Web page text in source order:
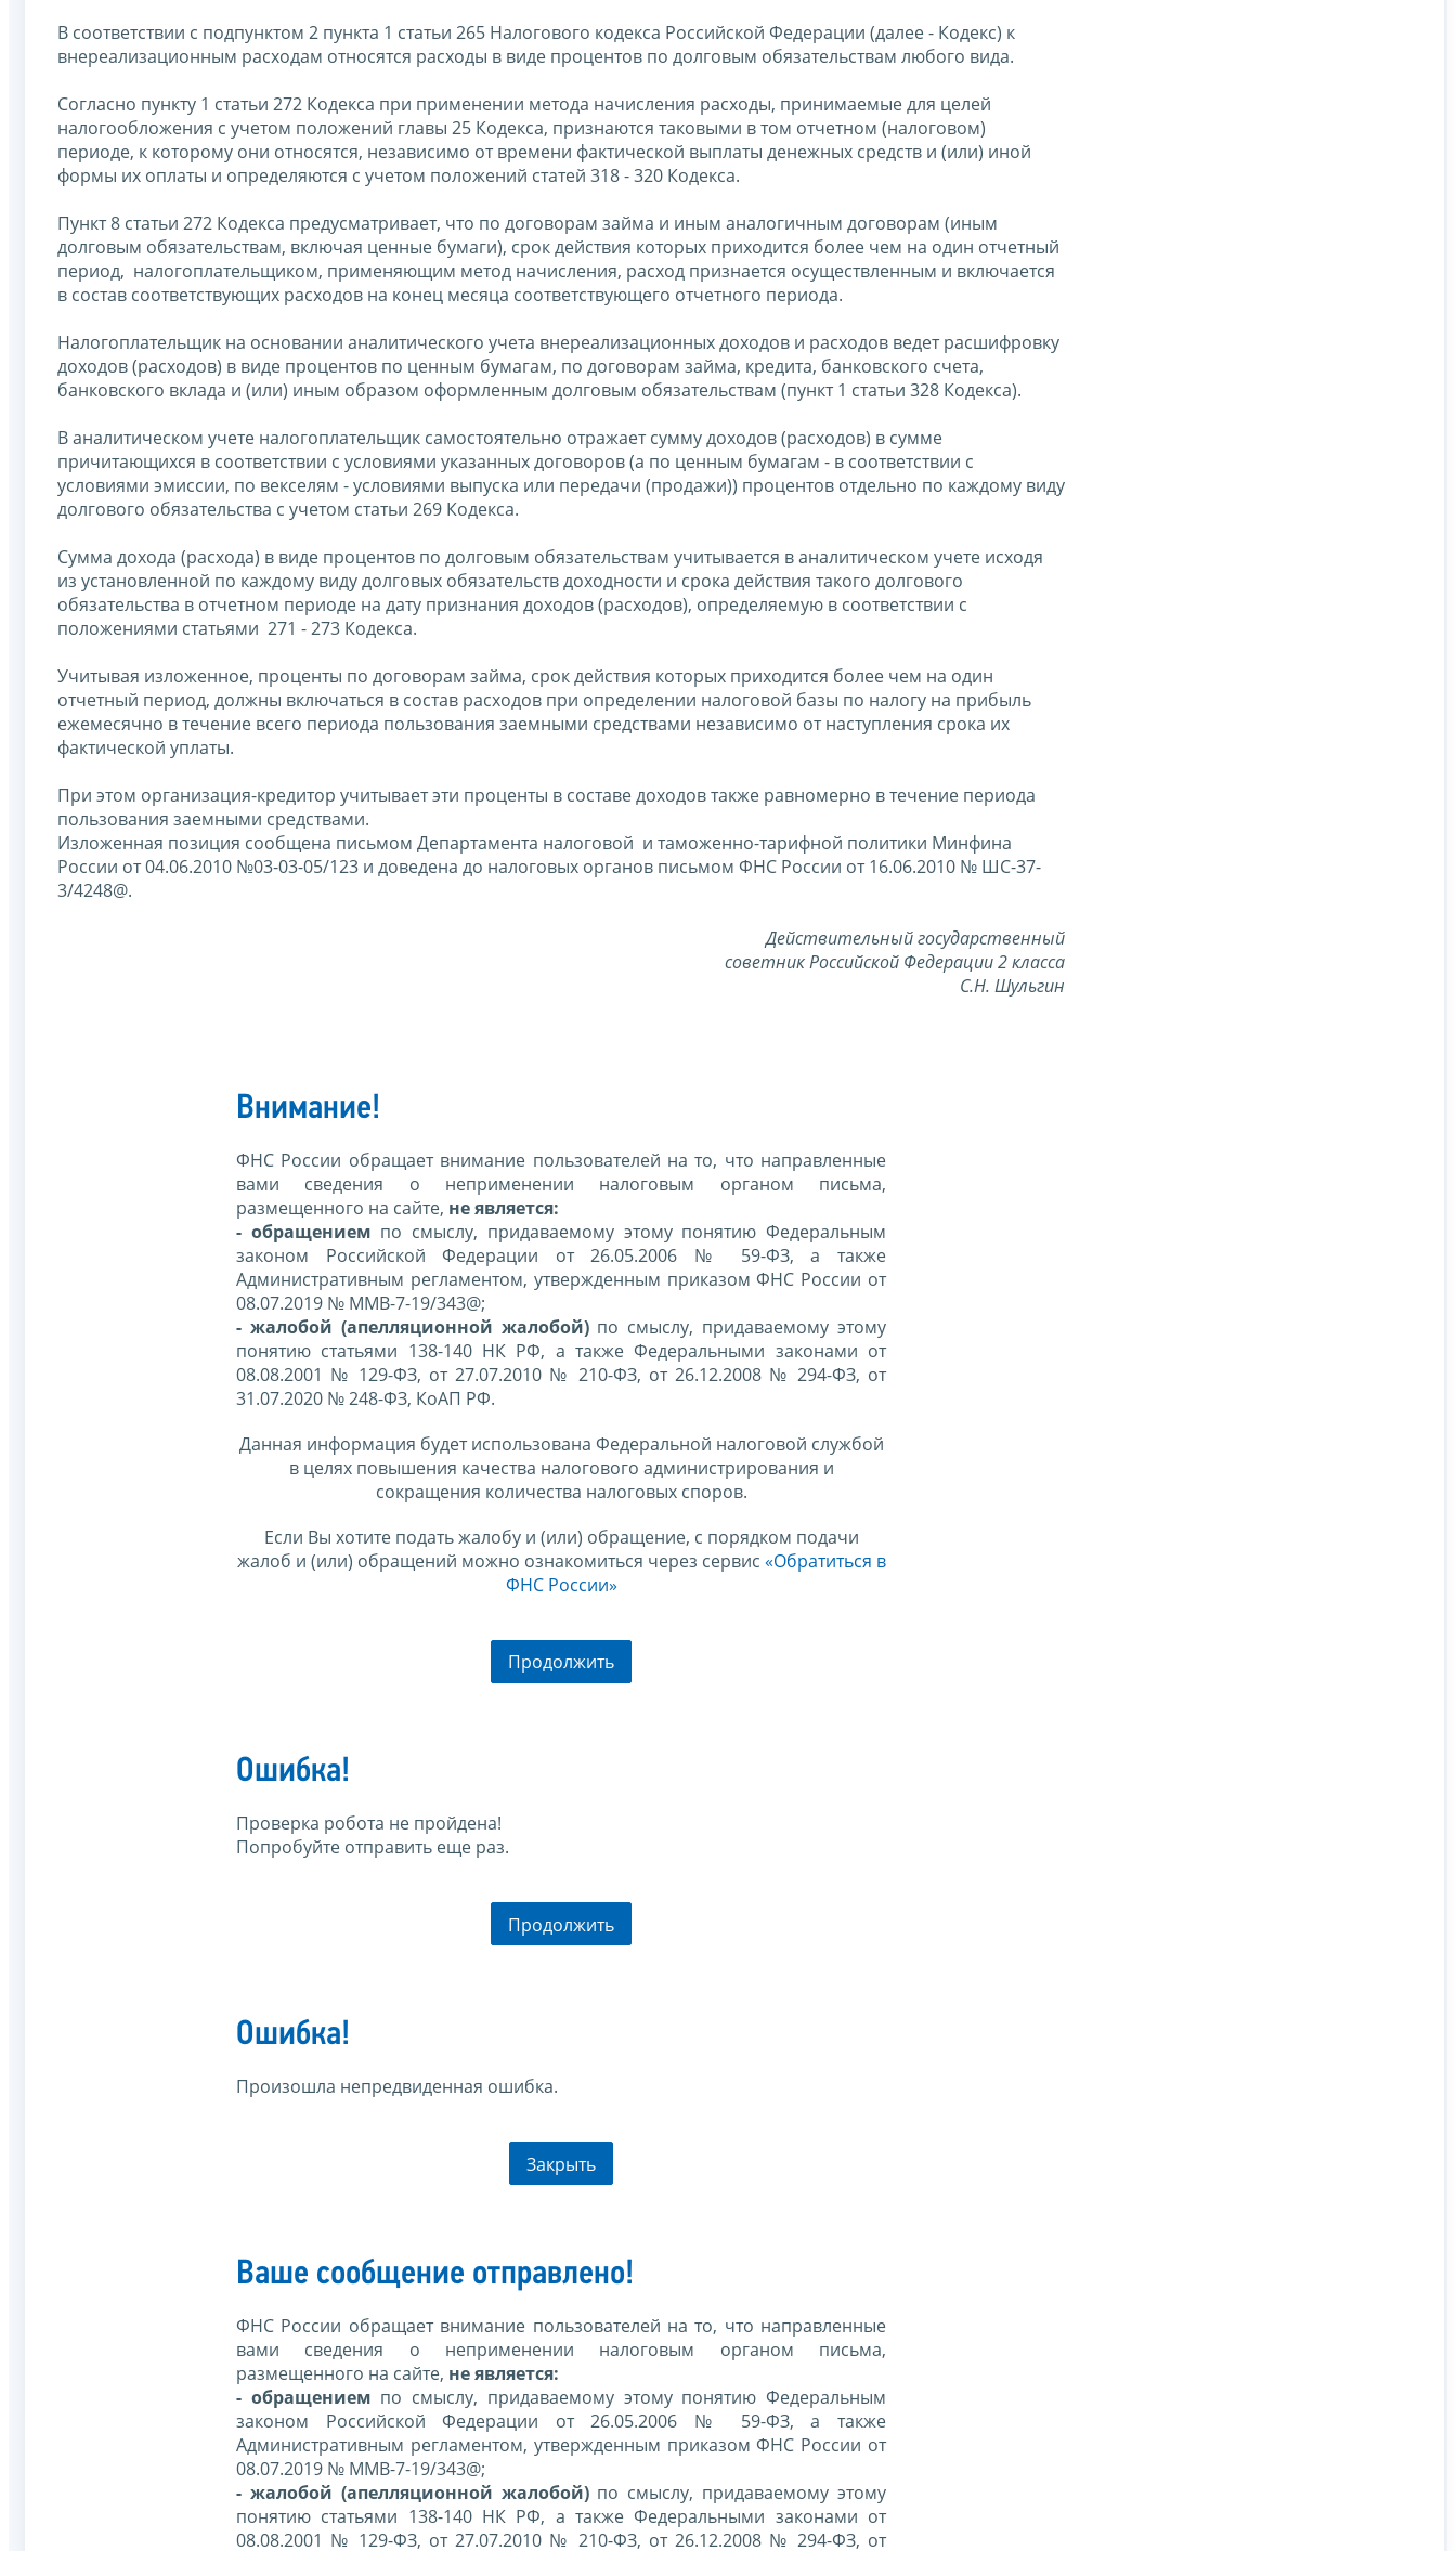
В соответствии с подпунктом 2 пункта 1 статьи 265 Налогового кодекса Российской Федерации (далее - Кодекс) к
внереализационным расходам относятся расходы в виде процентов по долговым обязательствам любого вида.
Согласно пункту 1 статьи 272 Кодекса при применении метода начисления расходы, принимаемые для целей
налогообложения с учетом положений главы 25 Кодекса, признаются таковыми в том отчетном (налоговом)
периоде, к которому они относятся, независимо от времени фактической выплаты денежных средств и (или) иной
формы их оплаты и определяются с учетом положений статей 318 - 320 Кодекса.
Пункт 8 статьи 272 Кодекса предусматривает, что по договорам займа и иным аналогичным договорам (иным
долговым обязательствам, включая ценные бумаги), срок действия которых приходится более чем на один отчетный
период, налогоплательщиком, применяющим метод начисления, расход признается осуществленным и включается
в состав соответствующих расходов на конец месяца соответствующего отчетного периода.
Налогоплательщик на основании аналитического учета внереализационных доходов и расходов ведет расшифровку
доходов (расходов) в виде процентов по ценным бумагам, по договорам займа, кредита, банковского счета,
банковского вклада и (или) иным образом оформленным долговым обязательствам (пункт 1 статьи 328 Кодекса).
В аналитическом учете налогоплательщик самостоятельно отражает сумму доходов (расходов) в сумме
причитающихся в соответствии с условиями указанных договоров (а по ценным бумагам - в соответствии с
условиями эмиссии, по векселям - условиями выпуска или передачи (продажи)) процентов отдельно по каждому виду
долгового обязательства с учетом статьи 269 Кодекса.
Сумма дохода (расхода) в виде процентов по долговым обязательствам учитывается в аналитическом учете исходя
из установленной по каждому виду долговых обязательств доходности и срока действия такого долгового
обязательства в отчетном периоде на дату признания доходов (расходов), определяемую в соответствии с
положениями статьями 271 - 273 Кодекса.
Учитывая изложенное, проценты по договорам займа, срок действия которых приходится более чем на один
отчетный период, должны включаться в состав расходов при определении налоговой базы по налогу на прибыль
ежемесячно в течение всего периода пользования заемными средствами независимо от наступления срока их
фактической уплаты.
При этом организация-кредитор учитывает эти проценты в составе доходов также равномерно в течение периода
пользования заемными средствами.
Изложенная позиция сообщена письмом Департамента налоговой и таможенно-тарифной политики Минфина
России от 04.06.2010 №03-03-05/123 и доведена до налоговых органов письмом ФНС России от 16.06.2010 № ШС-37-
3/4248@.
Действительный государственный
советник Российской Федерации 2 класса
С.Н. Шульгин
Внимание!
ФНС России обращает внимание пользователей на то, что направленные
вами сведения о неприменении налоговым органом письма,
размещенного на сайте, не является:
- обращением по смыслу, придаваемому этому понятию Федеральным
законом Российской Федерации от 26.05.2006 № 59-ФЗ, а также
Административным регламентом, утвержденным приказом ФНС России от
08.07.2019 № ММВ-7-19/343@;
- жалобой (апелляционной жалобой)по смыслу, придаваемому этому
понятию статьями 138-140 НК РФ, а также Федеральными законами от
08.08.2001 № 129-ФЗ, от 27.07.2010 № 210-ФЗ, от 26.12.2008 № 294-ФЗ, от
31.07.2020 № 248-ФЗ, КоАП РФ.
Данная информация будет использована Федеральной налоговой службой
в целях повышения качества налогового администрирования и
сокращения количества налоговых споров.
Если Вы хотите подать жалобу и (или) обращение, с порядком подачи
жалоб и (или) обращений можно ознакомиться через сервис «Обратиться в
ФНС России»
Продолжить
Ошибка!
Проверка робота не пройдена!
Попробуйте отправить еще раз.
Продолжить
Ошибка!
Произошла непредвиденная ошибка.
Закрыть
Ваше сообщение отправлено!
ФНС России обращает внимание пользователей на то, что направленные
вами сведения о неприменении налоговым органом письма,
размещенного на сайте, не является:
- обращением по смыслу, придаваемому этому понятию Федеральным
законом Российской Федерации от 26.05.2006 № 59-ФЗ, а также
Административным регламентом, утвержденным приказом ФНС России от
08.07.2019 № ММВ-7-19/343@;
- жалобой (апелляционной жалобой)по смыслу, придаваемому этому
понятию статьями 138-140 НК РФ, а также Федеральными законами от
08.08.2001 № 129-ФЗ, от 27.07.2010 № 210-ФЗ, от 26.12.2008 № 294-ФЗ, от